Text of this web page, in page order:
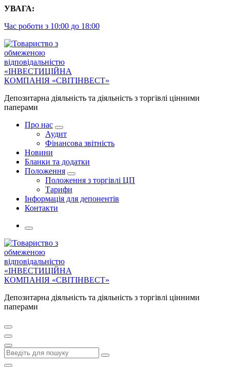
Перейти
контенту
УВАГА:
Час роботи з 10:00 до 18:00
Депозитарна діяльність та діяльність з торгівлі цінними
паперами
Про нас
Аудит
Фінансова звітність
Новини
Бланки та додатки
Положення
Положення з торгівлі ЦП
Тарифи
Інформація для депонентів
Контакти
Депозитарна діяльність та діяльність з торгівлі цінними
паперами